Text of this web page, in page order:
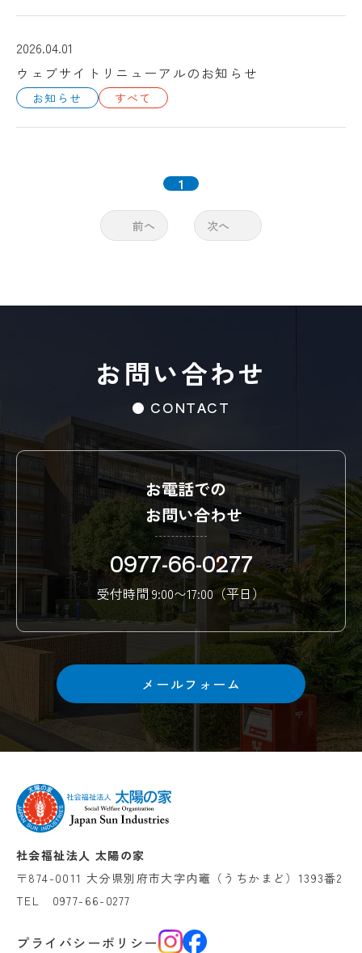
2026.04.01
ウェブサイトリニューアルのお知らせ
お知らせ すべて
前へ
1
次へ
お問い合わせ
● CONTACT
お電話での
お問い合わせ
0977-66-0277
受付時間 9:00〜17:00（平日）
メールフォーム
社会福祉法人 太陽の家
〒874-0011 大分県別府市大字内竈（うちかまど）1393番2
TEL 0977-66-0277
プライバシーポリシー